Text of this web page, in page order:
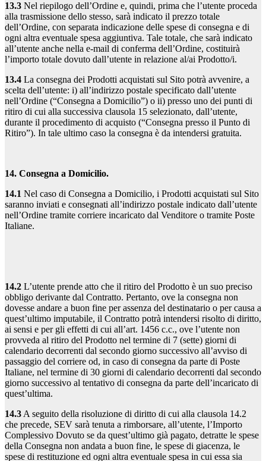
13.3 Nel riepilogo dell’Ordine e, quindi, prima che l’utente proceda
alla trasmissione dello stesso, sarà indicato il prezzo totale
dell’Ordine, con separata indicazione delle spese di consegna e di
ogni altra eventuale spesa aggiuntiva. Tale totale, che sarà indicato
all’utente anche nella e-mail di conferma dell’Ordine, costituirà
l’importo totale dovuto dall’utente in relazione al/ai Prodotto/i.
13.4 La consegna dei Prodotti acquistati sul Sito potrà avvenire, a
scelta dell’utente: i) all’indirizzo postale specificato dall’utente
nell’Ordine (“Consegna a Domicilio”) o ii) presso uno dei punti di
ritiro di cui alla successiva clausola 15 selezionato, dall’utente,
durante il procedimento di acquisto (“Consegna presso il Punto di
Ritiro”). In tale ultimo caso la consegna è da intendersi gratuita.
14. Consegna a Domicilio.
14.1 Nel caso di Consegna a Domicilio, i Prodotti acquistati sul Sito
saranno inviati e consegnati all’indirizzo postale indicato dall’utente
nell’Ordine tramite corriere incaricato dal Venditore o tramite Poste
Italiane.
14.2 L’utente prende atto che il ritiro del Prodotto è un suo preciso
obbligo derivante dal Contratto. Pertanto, ove la consegna non
dovesse andare a buon fine per assenza del destinatario o per causa a
quest’ultimo imputabile, il Contratto potrà intendersi risolto di diritto,
ai sensi e per gli effetti di cui all’art. 1456 c.c., ove l’utente non
provveda al ritiro del Prodotto nel termine di 7 (sette) giorni di
calendario decorrenti dal secondo giorno successivo all’avviso di
passaggio del corriere od, in caso di consegna da parte di Poste
Italiane, nel termine di 30 giorni di calendario decorrenti dal secondo
giorno successivo al tentativo di consegna da parte dell’incaricato di
quest’ultima.
14.3A seguito della risoluzione di diritto di cui alla clausola 14.2
che precede, SEV sarà tenuta a rimborsare, all’utente, l’Importo
Complessivo Dovuto se da quest’ultimo già pagato, detratte le spese
della Consegna non andata a buon fine, le spese di giacenza, le
spese di restituzione ed ogni altra eventuale spesa in cui essa sia